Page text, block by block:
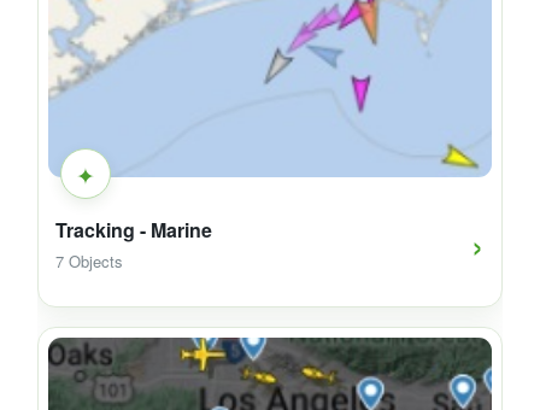
✦
Tracking - Marine
7 Objects ›